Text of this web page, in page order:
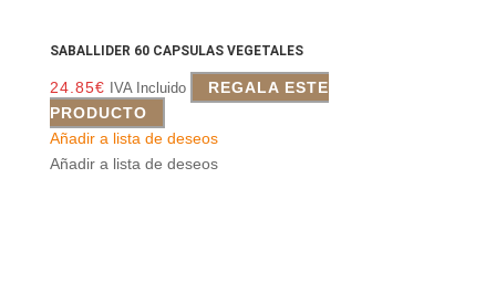
SABALLIDER 60 CAPSULAS VEGETALES
24.85€ IVA Incluido
REGALA ESTE
PRODUCTO
Añadir a lista de deseos
Añadir a lista de deseos